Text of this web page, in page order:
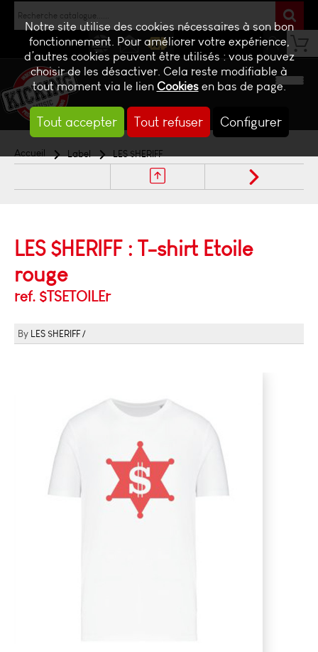
Notre site utilise des cookies nécessaires à son bon
fonctionnement. Pour améliorer votre expérience,
d’autres cookies peuvent être utilisés : vous pouvez
choisir de les désactiver. Cela reste modifiable à
tout moment via le lienCookiesen bas de page.
Tout accepter Tout refuser Configurer
NEWS CONTACTBILLETTERIE
Accueil Label LES $HERIFF
LES $HERIFF : T-shirt Etoile
rouge
ref. $TSETOILEr
LES $HERIFF